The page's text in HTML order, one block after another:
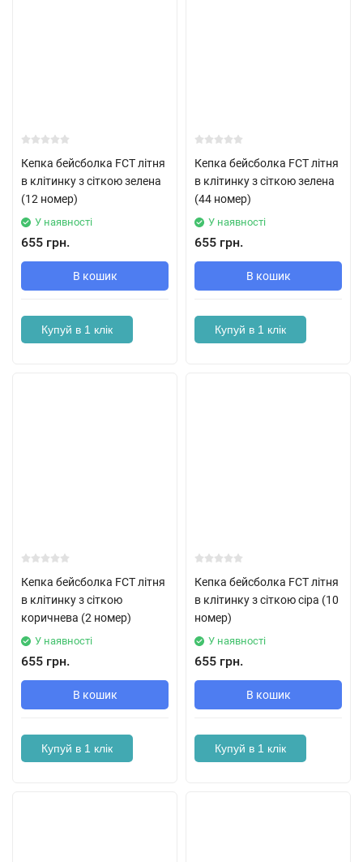
Кепка бейсболка FCT літня
в клітинку з сіткою зелена
(12 номер)
У наявності
655 грн.
В кошик
Купуй в 1 клік
Кепка бейсболка FCT літня
в клітинку з сіткою зелена
(44 номер)
У наявності
655 грн.
В кошик
Купуй в 1 клік
Кепка бейсболка FCT літня
в клітинку з сіткою
коричнева (2 номер)
У наявності
655 грн.
В кошик
Купуй в 1 клік
Кепка бейсболка FCT літня
в клітинку з сіткою сіра (10
номер)
У наявності
655 грн.
В кошик
Купуй в 1 клік